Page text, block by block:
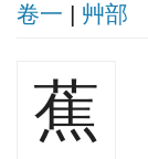
卷一 | 艸部
蕉